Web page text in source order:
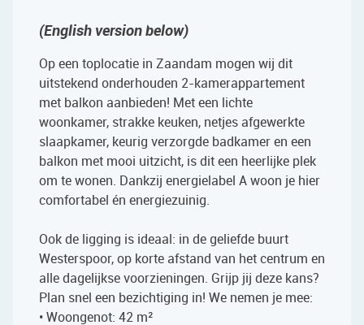
(English version below)
Op een toplocatie in Zaandam mogen wij dit
uitstekend onderhouden 2-kamerappartement
met balkon aanbieden! Met een lichte
woonkamer, strakke keuken, netjes afgewerkte
slaapkamer, keurig verzorgde badkamer en een
balkon met mooi uitzicht, is dit een heerlijke plek
om te wonen. Dankzij energielabel A woon je hier
comfortabel én energiezuinig.
Ook de ligging is ideaal: in de geliefde buurt
Westerspoor, op korte afstand van het centrum en
alle dagelijkse voorzieningen. Grijp jij deze kans?
Plan snel een bezichtiging in! We nemen je mee:
• Woongenot: 42 m²